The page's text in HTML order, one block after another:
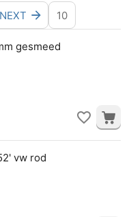
NEXT 10
gesmeed
vw rod